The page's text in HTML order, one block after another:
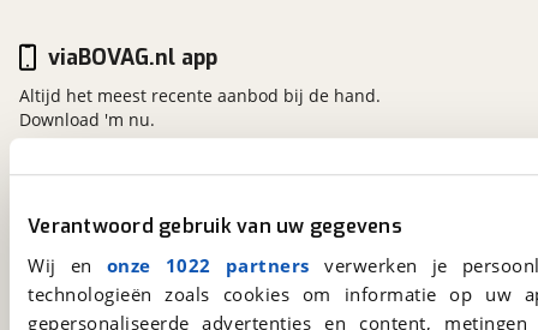
Verantwoord gebruik van uw gegevens
Wij en onze 1022 partners verwerken je
technologieën zoals cookies om informatie op
gepersonaliseerde advertenties en content,
viaBOVAG.nl
3981 AJ
Bunnik
Een initiatief van
BOVAG
viaBOVAG.nl app
Altijd het meest recente aanbod bij de hand.
Download 'm nu.